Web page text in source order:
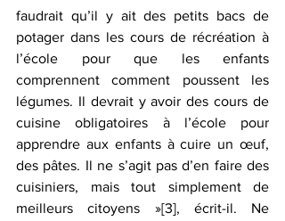
faudrait qu’il y ait des petits bacs de
potager dans les cours de récréation à
l’école pour que les enfants
comprennent comment poussent les
légumes. Il devrait y avoir des cours de
cuisine obligatoires à l’école pour
apprendre aux enfants à cuire un œuf,
des pâtes. Il ne s’agit pas d’en faire des
cuisiniers, mais tout simplement de
meilleurs citoyens »[3], écrit-il. Ne